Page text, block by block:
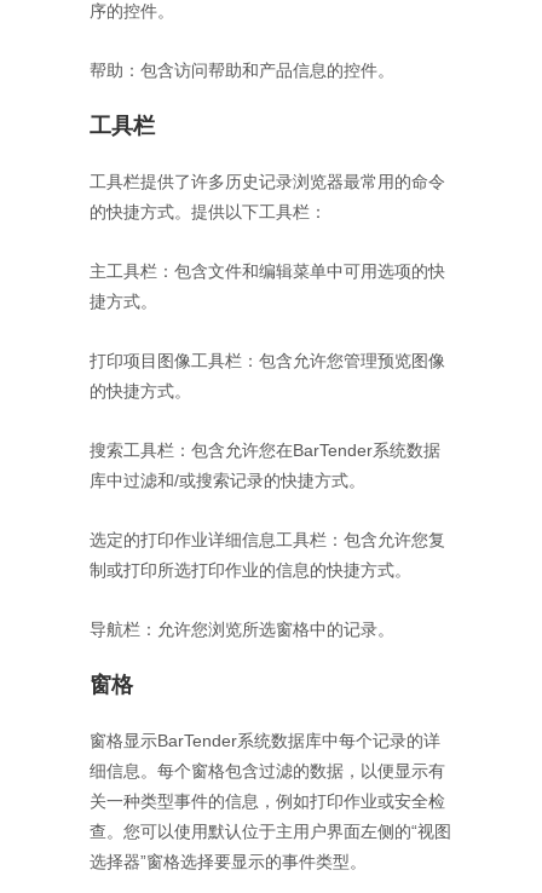
序的控件。
帮助：包含访问帮助和产品信息的控件。
工具栏
工具栏提供了许多历史记录浏览器最常用的命令
的快捷方式。提供以下工具栏：
主工具栏：包含文件和编辑菜单中可用选项的快
捷方式。
打印项目图像工具栏：包含允许您管理预览图像
的快捷方式。
搜索工具栏：包含允许您在BarTender系统数据
库中过滤和/或搜索记录的快捷方式。
选定的打印作业详细信息工具栏：包含允许您复
制或打印所选打印作业的信息的快捷方式。
导航栏：允许您浏览所选窗格中的记录。
窗格
窗格显示BarTender系统数据库中每个记录的详
细信息。每个窗格包含过滤的数据，以便显示有
关一种类型事件的信息，例如打印作业或安全检
查。您可以使用默认位于主用户界面左侧的“视图
选择器”窗格选择要显示的事件类型。